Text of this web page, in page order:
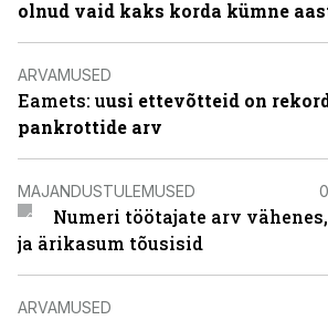
olnud vaid kaks korda kümne
ARVAMUSED
Eamets: uusi ettevõtteid on
pankrottide arv
MAJANDUSTULEMUSED
Numeri töötajate arv
ja ärikasum tõusisid
ARVAMUSED